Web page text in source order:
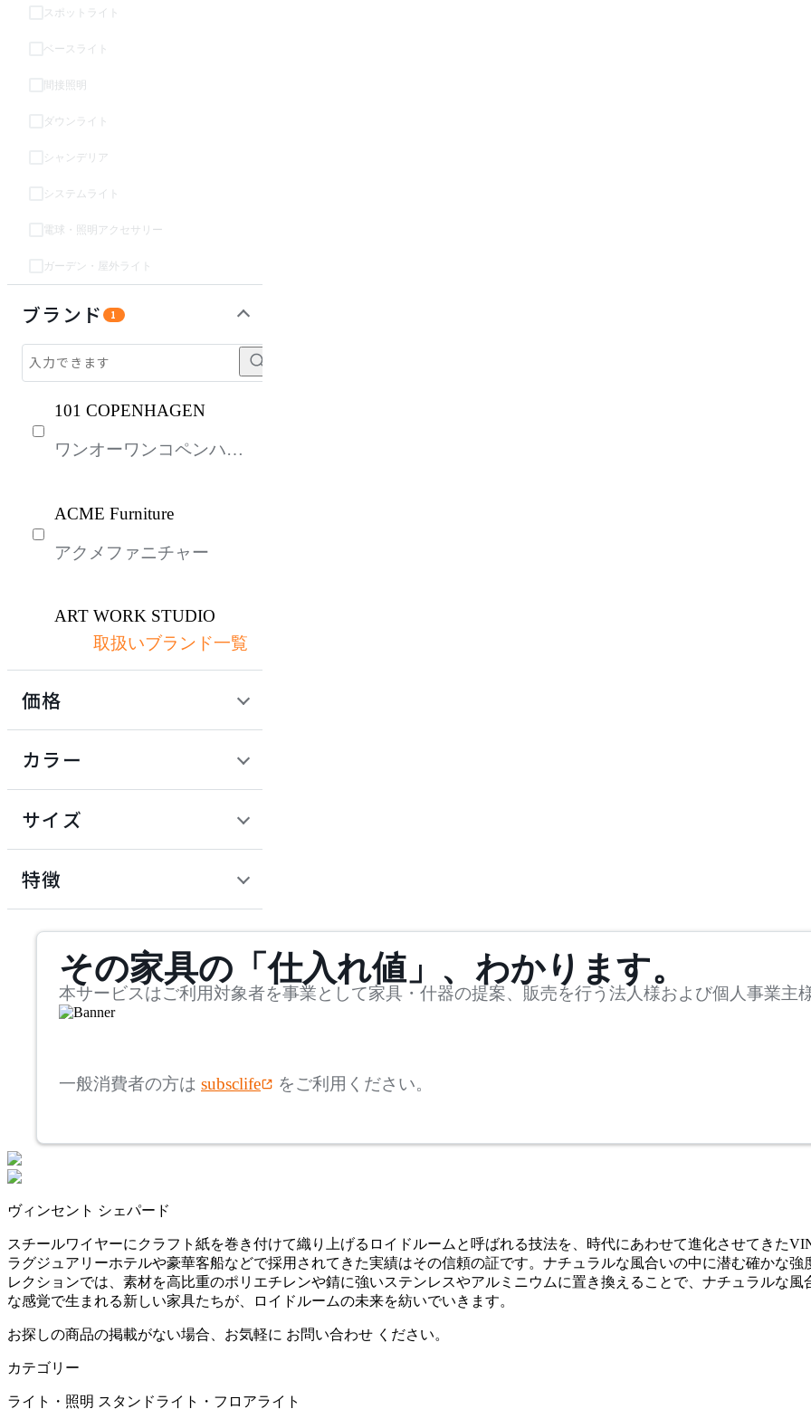
スポットライト
ベースライト
間接照明
ダウンライト
シャンデリア
システムライト
電球・照明アクセサリー
ガーデン・屋外ライト
ブランド 1
101 COPENHAGEN
ワンオーワンコペンハー
ACME Furniture
アクメファニチャー
ART WORK STUDIO
アートワークスタジオ
アルテック
Artemide
アステップ
シーエル スターリングア
ンドサン
cosine
コサイン
取扱いブランド一覧
価格
カラー
サイズ
mm
検索
~
~
mm
特徴
その家具の「仕入れ値」、わかります。
本サービスはご利用対象者を事業として家具・什器の提案、販売を行う法人様および個人事業主
一般消費者の方は subsclife をご利用ください。
ヴィンセント シェパード
スチールワイヤーにクラフト紙を巻き付けて織り上げるロイドルームと呼ばれる技法を、時代にあわせて進化させてきた
ラグジュアリーホテルや豪華客船などで採用されてきた実績はその信頼の証です。ナチュラルな風合いの中に潜む確かな
レクションでは、素材を高比重のポリエチレンや錆に強いステンレスやアルミニウムに置き換えることで、ナチュラルな
な感覚で生まれる新しい家具たちが、ロイドルームの未来を紡いでいきます。
お探しの商品の掲載がない場合、お気軽に お問い合わせ ください。
カテゴリー
ライト・照明 スタンドライト・フロアライト